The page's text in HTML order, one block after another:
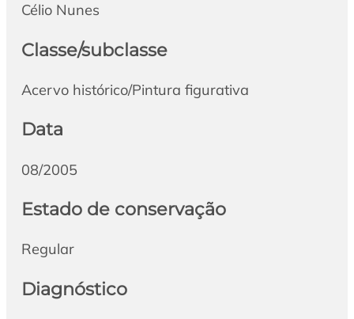
Célio Nunes
Classe/subclasse
Acervo histórico/Pintura figurativa
Data
08/2005
Estado de conservação
Regular
Diagnóstico